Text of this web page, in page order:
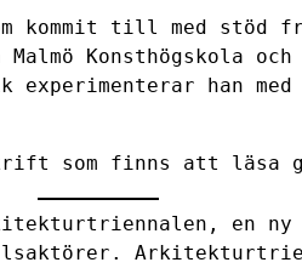
kommit till med stöd
Konsthögskola
experimenterar han
som finns att läsa
en